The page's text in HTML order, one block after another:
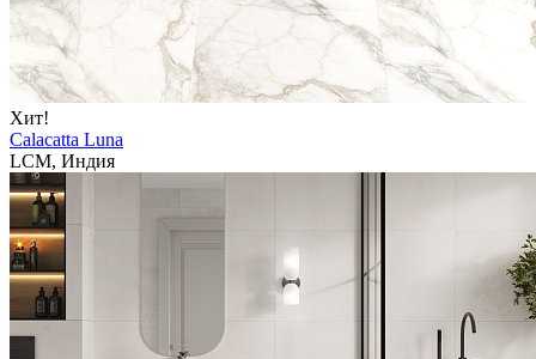
Хит!
Calacatta Luna
LCM, Индия